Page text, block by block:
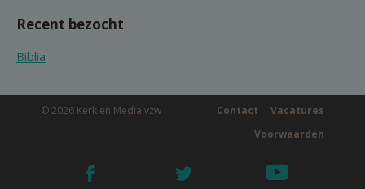
Recent bezocht
Biblia
© 2026 Kerk en Media vzw Vacatures
Contact
Voorwaarden